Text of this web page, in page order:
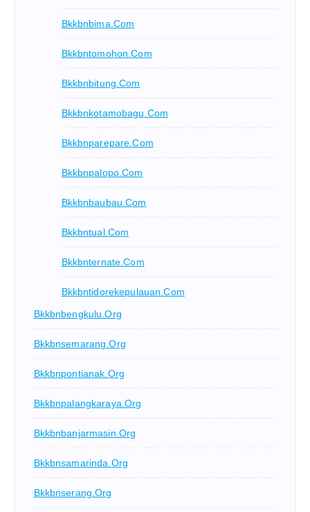
Bkkbnbima.com
Bkkbntomohon.com
Bkkbnbitung.com
Bkkbnkotamobagu.com
Bkkbnparepare.com
Bkkbnpalopo.com
Bkkbnbaubau.com
Bkkbntual.com
Bkkbnternate.com
Bkkbntidorekepulauan.com
Bkkbnbengkulu.org
Bkkbnsemarang.org
Bkkbnpontianak.org
Bkkbnpalangkaraya.org
Bkkbnbanjarmasin.org
Bkkbnsamarinda.org
Bkkbnserang.org